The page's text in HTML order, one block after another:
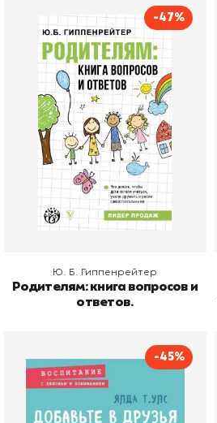
-47%
Родителям: книга
вопросов и ответов.
Ю. Б. Гиппенрейтер
Издательство
В корзину
Ю. Б. Гиппенрейтер
Родителям: книга вопросов и
ответов.
-45%
Добавьте в друзья своих
детей
Автор
Ялда Т. Улс